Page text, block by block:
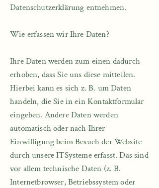
Datenschutzerklärung entnehmen.
Wie erfassen wir Ihre Daten?
Ihre Daten werden zum einen dadurch
erhoben, dass Sie uns diese mitteilen.
Hierbei kann es sich z. B. um Daten
handeln, die Sie in ein Kontaktformular
eingeben. Andere Daten werden
automatisch oder nach Ihrer
Einwilligung beim Besuch der Website
durch unsere ITSysteme erfasst. Das sind
vor allem technische Daten (z. B.
Internetbrowser, Betriebssystem oder